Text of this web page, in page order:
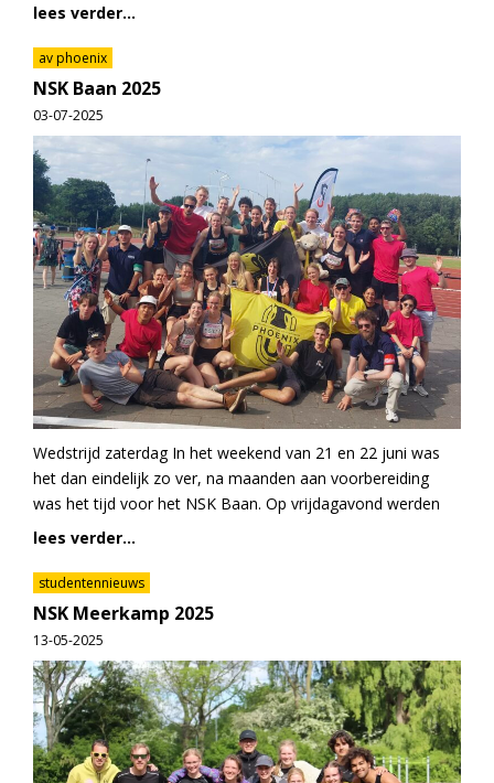
lees verder...
av phoenix
NSK Baan 2025
03-07-2025
Wedstrijd zaterdag In het weekend van 21 en 22 juni was
het dan eindelijk zo ver, na maanden aan voorbereiding
was het tijd voor het NSK Baan. Op vrijdagavond werden
lees verder...
studentennieuws
NSK Meerkamp 2025
13-05-2025